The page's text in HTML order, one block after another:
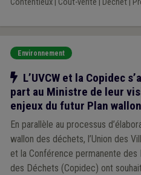
Environnement
Notre action
L’UVCW et la Copidec
part au Ministre de leur
enjeux du futur Plan
En parallèle au processus
wallon des déchets, l’Union des
et la Conférence permanente
des Déchets (Copidec) ont